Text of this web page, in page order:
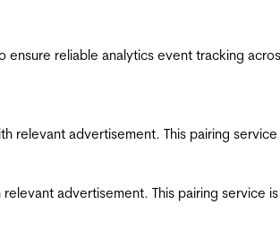
reliable analytics event tracking
advertisement. This pairing
advertisement. This pairing service